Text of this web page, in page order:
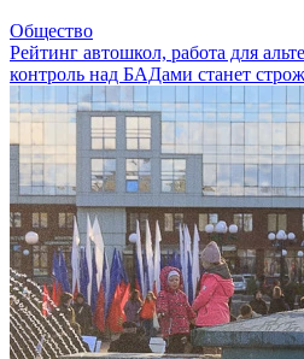
Общество
Рейтинг автошкол, работа для
контроль над БАДами станет